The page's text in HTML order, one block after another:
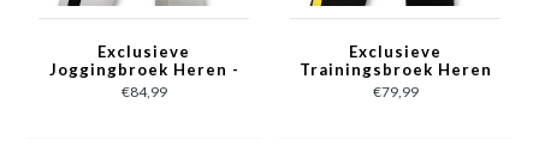
Exclusieve
Joggingbroek Heren -
Floyd Mayweather
Sweatpants - Wit
€84,99
Exclusieve
Trainingsbroek Heren
- Floyd Mayweather
Sweatpants - Zwart
€79,99